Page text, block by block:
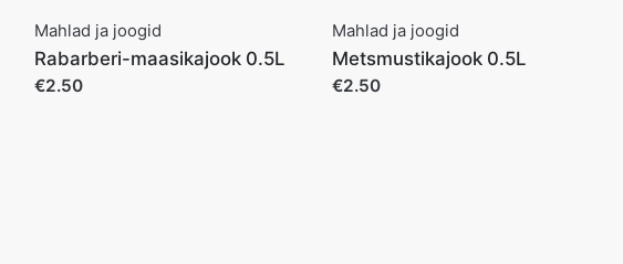
Mahlad ja joogid
Rabarberi-maasikajook 0.5L
€2.50
Mahlad ja joogid
Metsmustikajook 0.5L
€2.50